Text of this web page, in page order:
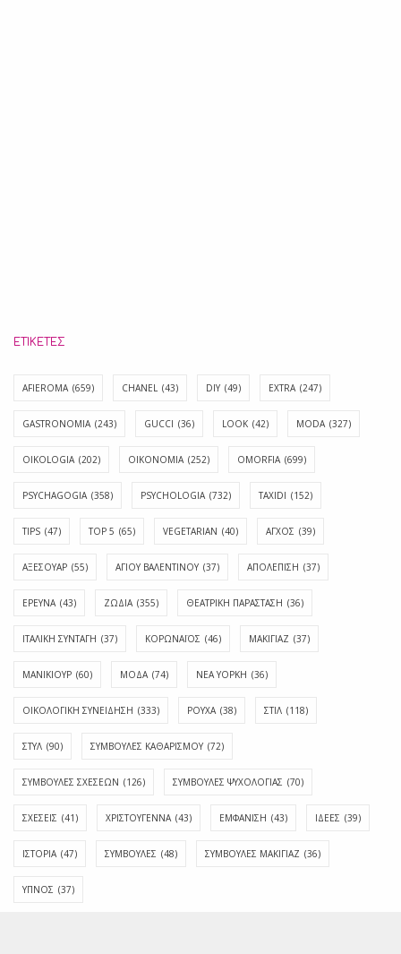
ΕΤΙΚΈΤΕΣ
AFIEROMA (659) CHANEL (43) DIY (49) EXTRA (247)
GASTRONOMIA (243) GUCCI (36) LOOK (42) MODA (327)
OIKOLOGIA (202) OIKONOMIA (252) OMORFIA (699)
PSYCHAGOGIA (358) PSYCHOLOGIA (732) TAXIDI (152)
TIPS (47) TOP 5 (65) VEGETARIAN (40) ΑΓΧΟΣ (39)
ΑΞΕΣΟΥΑΡ (55) ΑΓΊΟΥ ΒΑΛΕΝΤΊΝΟΥ (37) ΑΠΟΛΈΠΙΣΗ (37)
ΕΡΕΥΝΑ (43) ΖΩΔΙΑ (355) ΘΕΑΤΡΙΚΗ ΠΑΡΑΣΤΑΣΗ (36)
ΙΤΑΛΙΚΗ ΣΥΝΤΑΓΗ (37) ΚΟΡΩΝΑΪΟΣ (46) ΜΑΚΙΓΙΑΖ (37)
ΜΑΝΙΚΙΟΥΡ (60) ΜΟΔΑ (74) ΝΕΑ ΥΟΡΚΗ (36)
ΟΙΚΟΛΟΓΙΚΗ ΣΥΝΕΙΔΗΣΗ (333) ΡΟΥΧΑ (38) ΣΤΙΛ (118)
ΣΤΥΛ (90) ΣΥΜΒΟΥΛΕΣ ΚΑΘΑΡΙΣΜΟΥ (72)
ΣΥΜΒΟΥΛΕΣ ΣΧΕΣΕΩΝ (126) ΣΥΜΒΟΥΛΕΣ ΨΥΧΟΛΟΓΙΑΣ (70)
ΣΧΕΣΕΙΣ (41) ΧΡΙΣΤΟΥΓΕΝΝΑ (43) ΕΜΦΆΝΙΣΗ (43) ΙΔΈΕΣ (39)
ΙΣΤΟΡΊΑ (47) ΣΥΜΒΟΥΛΈΣ (48) ΣΥΜΒΟΥΛΈΣ ΜΑΚΙΓΙΆΖ (36)
ΎΠΝΟΣ (37)